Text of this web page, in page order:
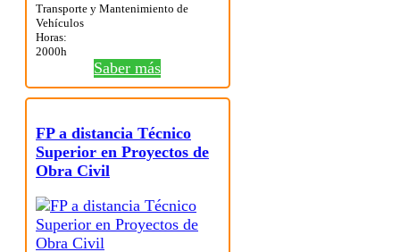
Transporte y Mantenimiento de
Vehículos
Horas:
2000h
Saber más
FP a distancia Técnico
Superior en Proyectos de
Obra Civil